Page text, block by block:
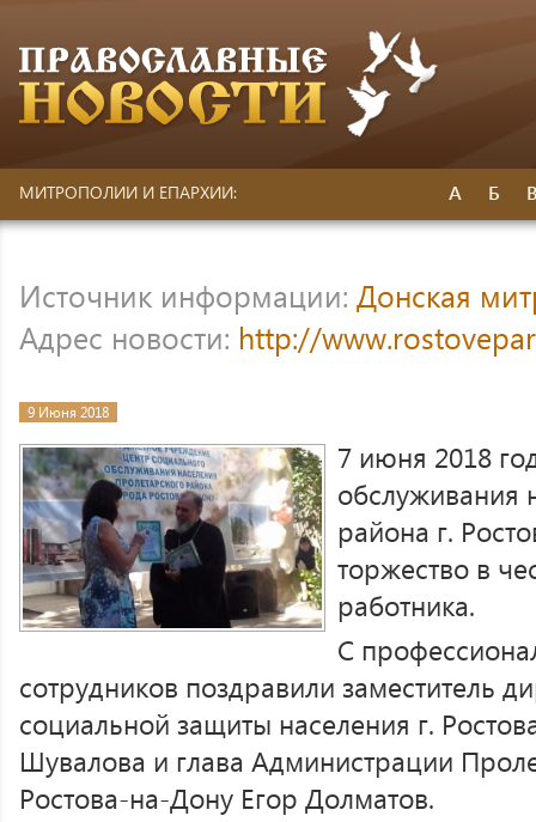
МИТРОПОЛИИ И ЕПАРХИИ: А Б
Источник информации: Донская
Адрес новости: http://
9 Июня 2018
7 июня 2018
обслуживания
района г.
торжество в
работника.
С
сотрудников поздравили заместитель
социальной защиты населения г.
Шувалова и глава Администрации
Ростова-на-Дону Егор Долматов.